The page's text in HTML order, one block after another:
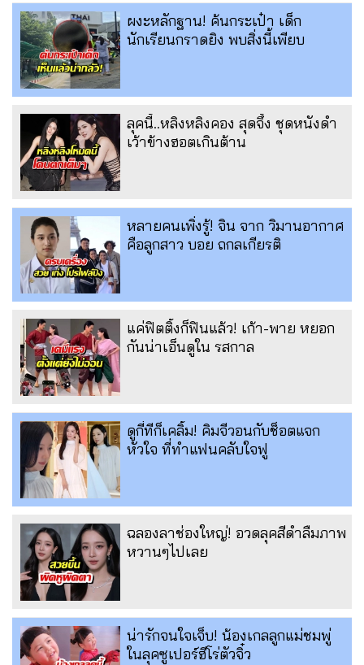
ผงะหลักฐาน! ค้นกระเป๋า เด็ก
นักเรียนกราดยิง พบสิ่งนี้เพียบ
ลุคนี้..หลิงหลิงคอง สุดจึ้ง ชุดหนังดำ
เว้าข้างฮอตเกินต้าน
หลายคนเพิ่งรู้! จิน จาก วิมานอากาศ
คือลูกสาว บอย ถกลเกียรติ
แค่ฟิตติ้งก็ฟินแล้ว! เก้า-พาย หยอก
กันน่าเอ็นดูใน รสกาล
ดูกี่ทีก็เคลิ้ม! คิมจีวอนกับช็อตแจก
หัวใจ ที่ทำแฟนคลับใจฟู
ฉลองลาช่องใหญ่! อวดลุคสีดำลืมภาพ
หวานๆไปเลย
น่ารักจนใจเจ็บ! น้องเกลลูกแม่ชมพู่
ในลุคซูเปอร์ฮีโร่ตัวจิ๋ว